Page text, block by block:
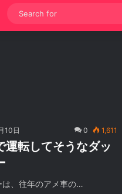
10日 0 1,611
運転してそうなダッ
は、往年のアメ車の…